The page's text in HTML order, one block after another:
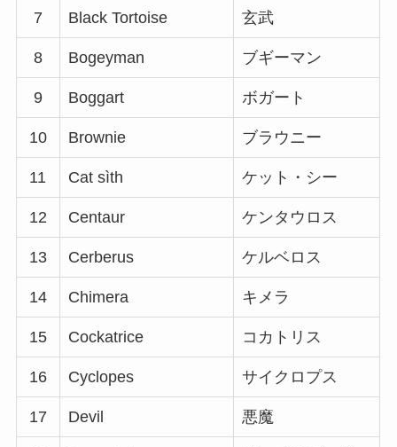
7 Black Tortoise 玄武
8 Bogeyman ブギーマン
9 Boggart ボガート
10 Brownie ブラウニー
11 Cat sìth ケット・シー
12 Centaur ケンタウロス
13 Cerberus ケルベロス
14 Chimera キメラ
15 Cockatrice コカトリス
16 Cyclopes サイクロプス
17 Devil 悪魔